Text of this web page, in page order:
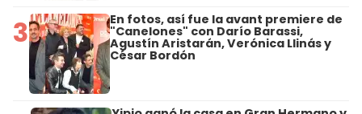
3 En fotos, así fue la avant premiere de
"Canelones" con Darío Barassi,
Agustín Aristarán, Verónica Llinás y
César Bordón